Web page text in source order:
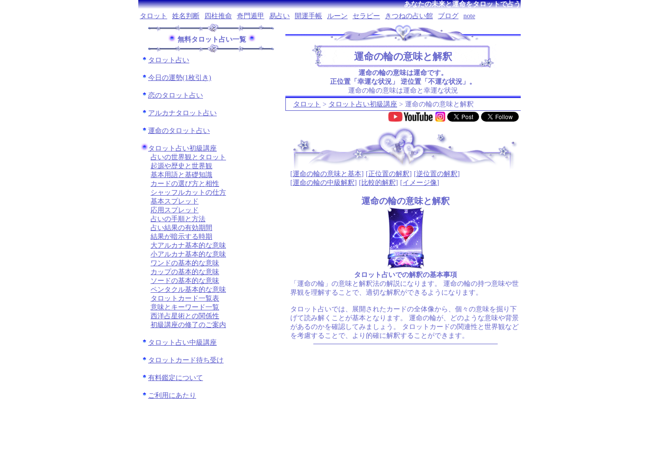
あなたの未来と運命をタロットで占う
タロット
姓名判断 四柱推命 奇門遁甲 易占い 開運手帳 ルーン セラピー きつねの占い館 ブログ note
運命の輪の意味と解釈
運命の輪の意味は運命です。
正位置「幸運な状況」 逆位置「不運な状況」。
運命の輪の意味は運命と幸運な状況
無料タロット占い一覧
タロット占い
今日の運勢(1枚引き)
恋のタロット占い
アルカナタロット占い
運命のタロット占い
タロット占い初級講座
占いの世界観とタロット
起源や歴史と世界観
基本用語と基礎知識
カードの選び方と相性
シャッフルカットの仕方
基本スプレッド
応用スプレッド
占いの手順と方法
占い結果の有効期間
結果が暗示する時期
大アルカナ基本的な意味
小アルカナ基本的な意味
ワンドの基本的な意味
カップの基本的な意味
ソードの基本的な意味
ペンタクル基本的な意味
タロットカード一覧表
意味とキーワード一覧
西洋占星術との関係性
初級講座の修了のご案内
タロット占い中級講座
タロットカード待ち受け
有料鑑定について
ご利用にあたり
タロット > タロット占い初級講座 > 運命の輪の意味と解釈
.
[運命の輪の意味と基本] [正位置の解釈] [逆位置の解釈]
[運命の輪の中級解釈] [ 比較的解釈] [イメージ像]
運命の輪の意味と解釈
タロット占いでの解釈の基本事項
「運命の輪」の意味と解釈法の解説になります。 運命の輪の持つ意味や世
界観を理解することで、適切な解釈ができるようになります。
タロット占いでは、展開されたカードの全体像から、個々の意味を掘り下
げて読み解くことが基本となります。 運命の輪が、どのような意味や背景
があるのかを確認してみましょう。 タロットカードの関連性と世界観など
を考慮することで、より的確に解釈することができます。